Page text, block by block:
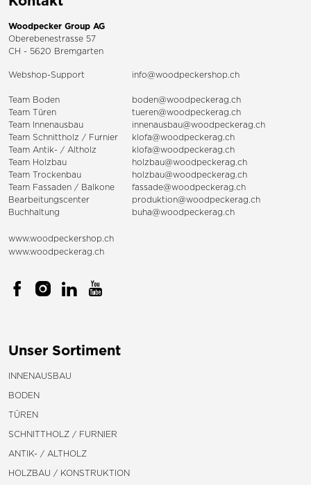
Woodpecker Group AG
Oberebenestrasse 57
CH - 5620 Bremgarten
Webshop-Support info@woodpeckershop.ch
Team Boden
boden@woodpeckerag.ch
Team Türen
tueren@woodpeckerag.ch
Team Innenausbau
innenausbau@woodpeckerag.ch
Team Schnittholz / Furnier
klofa@woodpeckerag.ch
Team Antik- / Altholz
klofa@woodpeckerag.ch
Team Holzbau
holzbau@woodpeckerag.ch
Team Trockenbau
holzbau@woodpeckerag.ch
Team Fassaden / Balkone
fassade@woodpeckerag.ch
Bearbeitungscenter
produktion@woodpeckerag.ch
Buchhaltung
buha@woodpeckerag.ch
www.woodpeckershop.ch
www.woodpeckerag.ch
Unser Sortiment
INNENAUSBAU
BODEN
TÜREN
SCHNITTHOLZ / FURNIER
ANTIK- / ALTHOLZ
HOLZBAU / KONSTRUKTION